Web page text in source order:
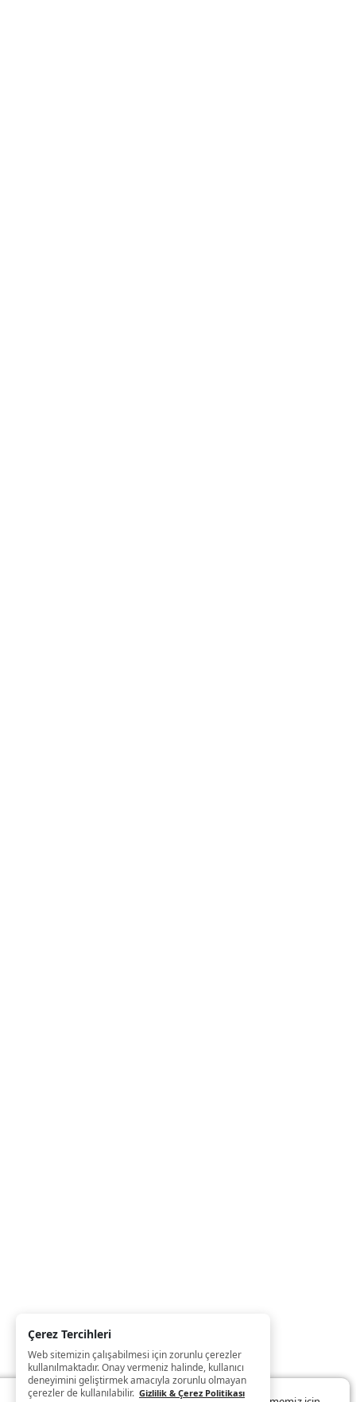
Çerez Tercihleri
Web sitemizin çalışabilmesi için zorunlu çerezler
kullanılmaktadır. Onay vermeniz halinde, kullanıcı
deneyimini geliştirmek amacıyla zorunlu olmayan
çerezler de kullanılabilir. Gizlilik & Çerez Politikası